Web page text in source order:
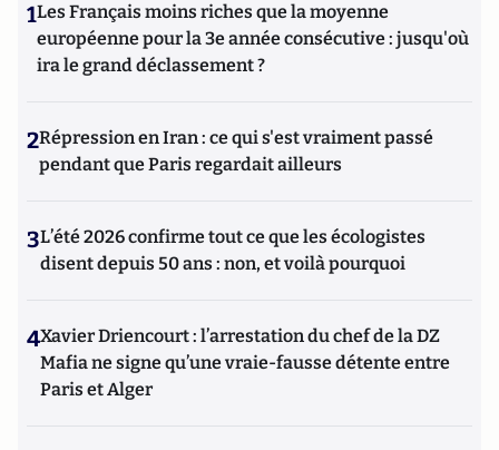
1Les Français moins riches que la moyenne
européenne pour la 3e année consécutive : jusqu'où
ira le grand déclassement ?
2Répression en Iran : ce qui s'est vraiment passé
pendant que Paris regardait ailleurs
3L’été 2026 confirme tout ce que les écologistes
disent depuis 50 ans : non, et voilà pourquoi
4Xavier Driencourt : l’arrestation du chef de la DZ
Mafia ne signe qu’une vraie-fausse détente entre
Paris et Alger